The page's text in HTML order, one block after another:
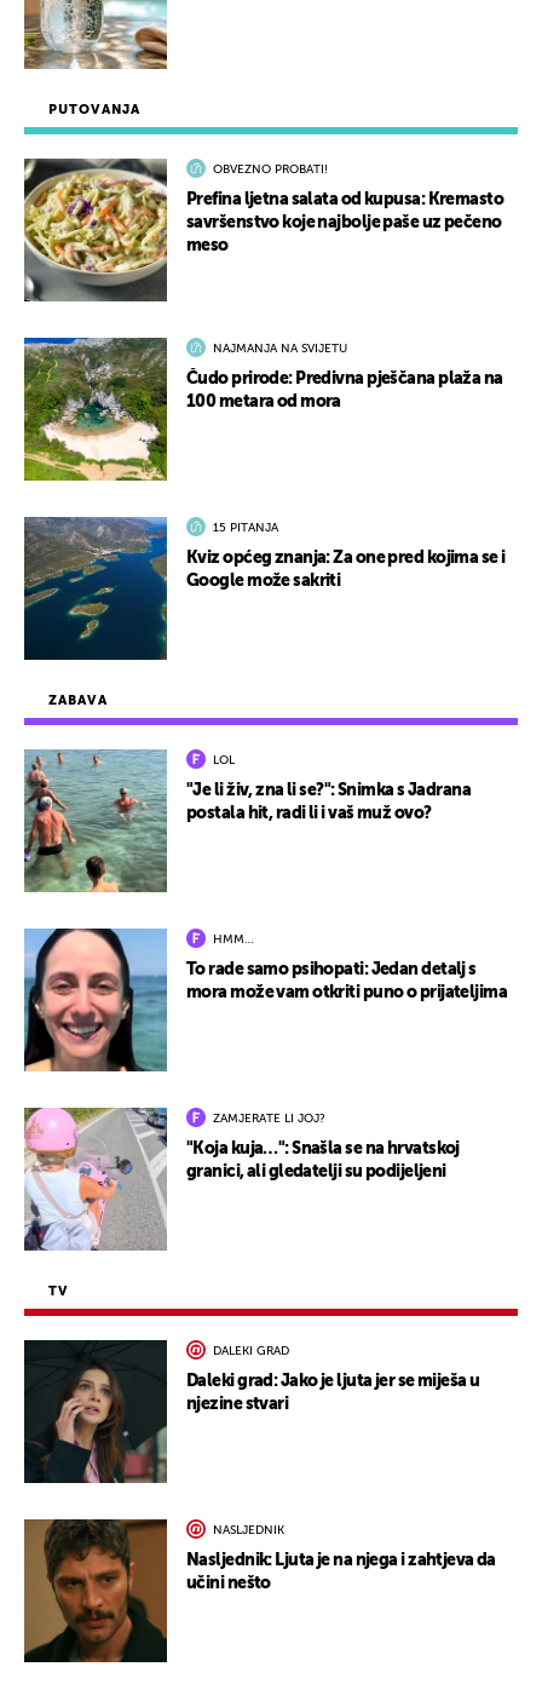
ZABAVA
LOL
"Je li živ, zna li se?": Snimka s Jadrana
postala hit, radi li i vaš muž ovo?
HMM…
To rade samo psihopati: Jedan detalj s
mora može vam otkriti puno o prijateljima
ZAMJERATE LI JOJ?
"Koja kuja…": Snašla se na hrvatskoj
granici, ali gledatelji su podijeljeni
TV
DALEKI GRAD
Daleki grad: Jako je ljuta jer se miješa u
njezine stvari
NASLJEDNIK
Nasljednik: Ljuta je na njega i zahtjeva da
učini nešto
PUTOVANJA
OBVEZNO PROBATI!
Prefina ljetna salata od kupusa: Kremasto
savršenstvo koje najbolje paše uz pečeno
meso
NAJMANJA NA SVIJETU
Čudo prirode: Predivna pješčana plaža na
100 metara od mora
15 PITANJA
Kviz općeg znanja: Za one pred kojima se i
Google može sakriti